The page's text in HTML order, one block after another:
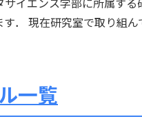
． 現在研究室で取り組
一覧